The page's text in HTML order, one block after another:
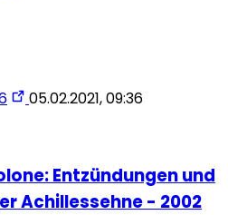
05.02.2021, 09:36
Entzündungen und
Achillessehne - 2002